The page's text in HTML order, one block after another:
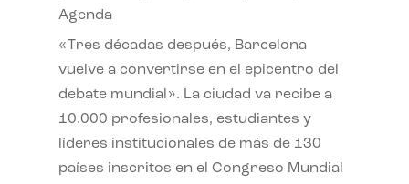
Agenda
«Tres décadas después, Barcelona
vuelve a convertirse en el epicentro del
debate mundial». La ciudad va recibe a
10.000 profesionales, estudiantes y
líderes institucionales de más de 130
países inscritos en el Congreso Mundial